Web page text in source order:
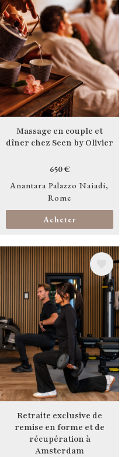
Massage en couple et
dîner chez Seen by Olivier
650 €
Anantara Palazzo Naiadi
Rome
Acheter
Image
Retraite exclusive de
remise en forme et de
récupération à
Amsterdam